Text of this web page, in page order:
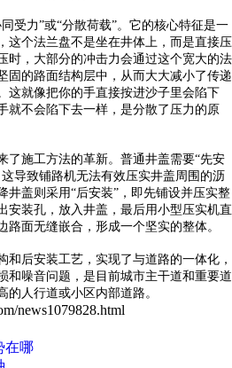
受力”或“分散荷载”。它的核心特征是一
这个法兰盘不是坐在井体上，而是直接压
时，大部分的冲击力会通过这个宽大的法
固的路面结构层中，从而大大减小了传递
这就像把你的手直接按进沙子里会陷下
就不会陷下去一样，是分散了压力的原
了施工方法的革新。普通井盖需要“先安
导致铺路机无法有效压实井盖周围的沥
井盖则采用“后安装”，即先铺设并压实整
安装孔，放入井盖，最后用小型压实机直
面无缝嵌合，形成一个坚实的整体。
和后安装工艺，实现了与道路的一体化，
和噪音问题，是目前城市主干道和重要道
的人行道或小区内部道路。
news1079828.html
在哪